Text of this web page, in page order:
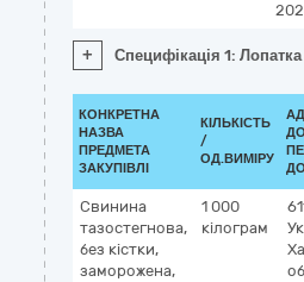
+ Специфікація 1:
КОНКРЕТНА
НАЗВА
ПРЕДМЕТА
ЗАКУПІВЛІ
КІЛЬКІСТЬ
/
ОД.ВИМІРУ
Свинина
тазостегнова,
без кістки,
заморожена,
1 000
кілограм